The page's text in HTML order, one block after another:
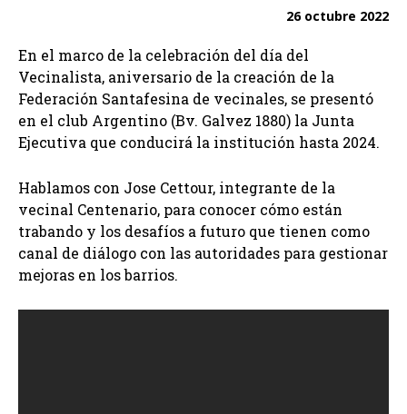
26 octubre 2022
En el marco de la celebración del día del
Vecinalista, aniversario de la creación de la
Federación Santafesina de vecinales, se presentó
en el club Argentino (Bv. Galvez 1880) la Junta
Ejecutiva que conducirá la institución hasta 2024.
Hablamos con Jose Cettour, integrante de la
vecinal Centenario, para conocer cómo están
trabando y los desafíos a futuro que tienen como
canal de diálogo con las autoridades para gestionar
mejoras en los barrios.